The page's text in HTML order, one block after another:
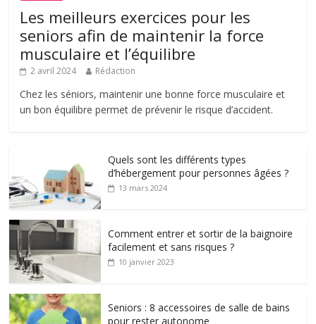
Les meilleurs exercices pour les
seniors afin de maintenir la force
musculaire et l’équilibre
2 avril 2024 Rédaction
Chez les séniors, maintenir une bonne force musculaire et
un bon équilibre permet de prévenir le risque d’accident.
Quels sont les différents types
d’hébergement pour personnes âgées ?
13 mars 2024
Comment entrer et sortir de la baignoire
facilement et sans risques ?
10 janvier 2023
Seniors : 8 accessoires de salle de bains
pour rester autonome